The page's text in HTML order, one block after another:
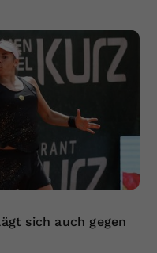
sich auch gegen
anderem eine
ID, für die
Ihrer
falls der
dies eingestellt